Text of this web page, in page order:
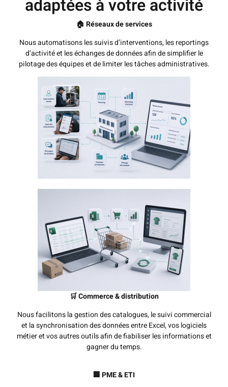
adaptées à votre activité
🏠 Réseaux de services
Nous automatisons les suivis d’interventions, les reportings
d’activité et les échanges de données afin de simplifier le
pilotage des équipes et de limiter les tâches administratives.
🛒 Commerce & distribution
Nous facilitons la gestion des catalogues, le suivi commercial
et la synchronisation des données entre Excel, vos logiciels
métier et vos autres outils afin de fiabiliser les informations et
gagner du temps.
🏢 PME & ETI